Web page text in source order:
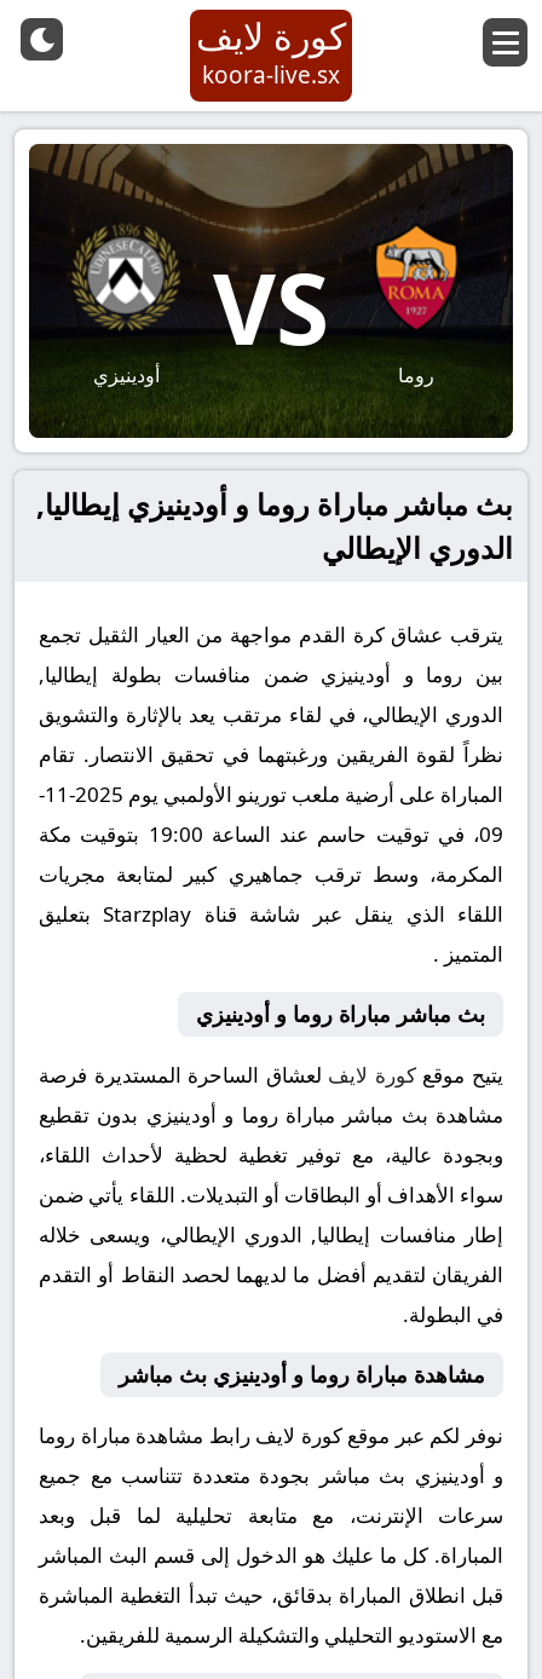
كورة لايف
koora-live.sx
روما
VS
أودينيزي
بث مباشر مباراة روما و أودينيزي إيطاليا,
الدوري الإيطالي
يترقب عشاق كرة القدم مواجهة من العيار الثقيل تجمع
بين روما و أودينيزي ضمن منافسات بطولة إيطاليا,
الدوري الإيطالي، في لقاء مرتقب يعد بالإثارة والتشويق
نظراً لقوة الفريقين ورغبتهما في تحقيق الانتصار. تقام
المباراة على أرضية ملعب تورينو الأولمبي يوم 2025-11-
09، في توقيت حاسم عند الساعة 19:00 بتوقيت مكة
المكرمة، وسط ترقب جماهيري كبير لمتابعة مجريات
اللقاء الذي ينقل عبر شاشة قناة Starzplay بتعليق
المتميز .
بث مباشر مباراة روما و أودينيزي
يتيح موقعكورة لايف لعشاق الساحرة المستديرة فرصة
مشاهدة بث مباشر مباراة روما و أودينيزي بدون تقطيع
وبجودة عالية، مع توفير تغطية لحظية لأحداث اللقاء،
سواء الأهداف أو البطاقات أو التبديلات. اللقاء يأتي ضمن
إطار منافسات إيطاليا, الدوري الإيطالي، ويسعى خلاله
الفريقان لتقديم أفضل ما لديهما لحصد النقاط أو التقدم
في البطولة.
مشاهدة مباراة روما و أودينيزي بث مباشر
نوفر لكم عبر موقع كورة لايف رابط مشاهدة مباراة روما
و أودينيزي بث مباشر بجودة متعددة تتناسب مع جميع
سرعات الإنترنت، مع متابعة تحليلية لما قبل وبعد
المباراة. كل ما عليك هو الدخول إلى قسم البث المباشر
قبل انطلاق المباراة بدقائق، حيث تبدأ التغطية المباشرة
مع الاستوديو التحليلي والتشكيلة الرسمية للفريقين.